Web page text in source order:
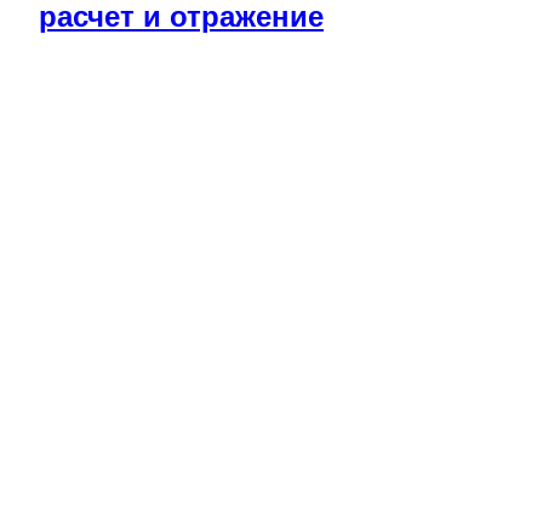
расчет и отражение